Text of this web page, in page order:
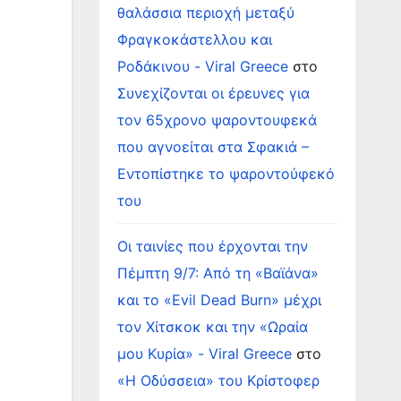
θαλάσσια περιοχή μεταξύ
Φραγκοκάστελλου και
Ροδάκινου - Viral Greeceστο
Συνεχίζονται οι έρευνες για
τον 65χρονο ψαροντουφεκά
που αγνοείται στα Σφακιά –
Εντοπίστηκε το ψαροντούφεκό
του
Οι ταινίες που έρχονται την
Πέμπτη 9/7: Από τη «Βαϊάνα»
και το «Evil Dead Burn» μέχρι
τον Χίτσκοκ και την «Ωραία
μου Κυρία» - Viral Greeceστο
«Η Οδύσσεια» του Κρίστοφερ